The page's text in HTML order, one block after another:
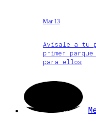
Mar 13
Avísale a tu
primer parque
para ellos